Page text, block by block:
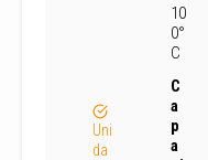
Uni
da
10
0°
C
C
a
p
a